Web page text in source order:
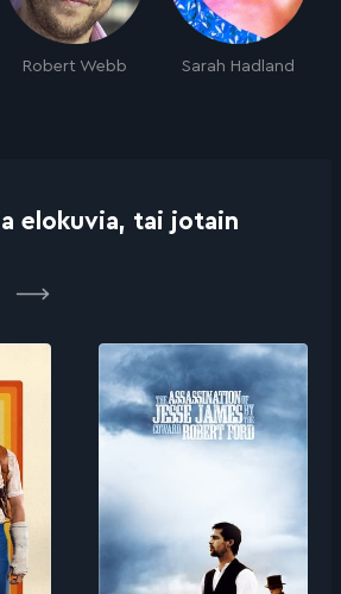
Robert Webb Sarah Hadland
elokuvia, tai jotain